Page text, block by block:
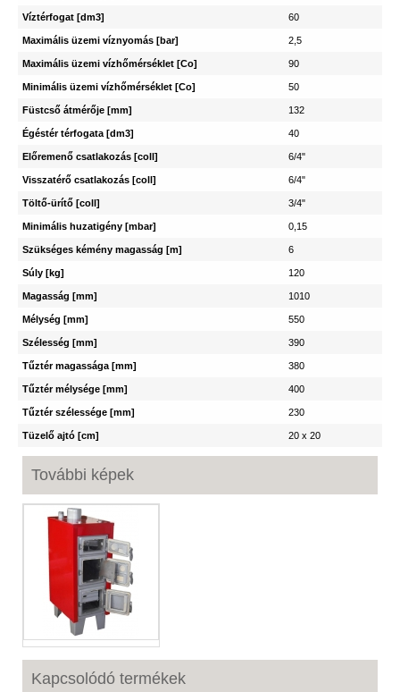
Víztérfogat [dm3] 60
Maximális üzemi víznyomás [bar] 2,5
Maximális üzemi vízhőmérséklet [Co] 90
Minimális üzemi vízhőmérséklet [Co] 50
Füstcső átmérője [mm] 132
Égéstér térfogata [dm3] 40
Előremenő csatlakozás [coll] 6/4"
Visszatérő csatlakozás [coll] 6/4"
Töltő-ürítő [coll] 3/4"
Minimális huzatigény [mbar] 0,15
Szükséges kémény magasság [m] 6
Súly [kg] 120
Magasság [mm] 1010
Mélység [mm] 550
Szélesség [mm] 390
Tűztér magassága [mm] 380
Tűztér mélysége [mm] 400
Tűztér szélessége [mm] 230
Tüzelő ajtó [cm] 20 x 20
További képek
Kapcsolódó termékek